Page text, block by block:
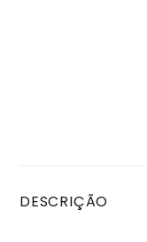
DESCRIÇÃO